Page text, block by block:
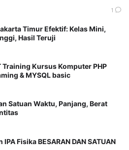
1
Timur Efektif: Kelas Mini,
Hasil Teruji
Training Kursus Komputer PHP
& MYSQL basic
Satuan Waktu, Panjang, Berat
IPA Fisika BESARAN DAN SATUAN